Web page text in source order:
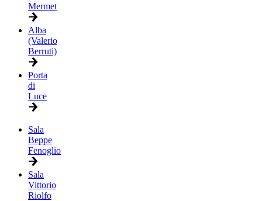
Mermet
Alba
(Valerio
Berruti)
Porta
di
Luce
Sala
Beppe
Fenoglio
Sala
Vittorio
Riolfo